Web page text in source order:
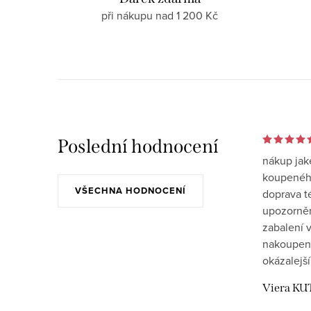
při nákupu nad 1 200 Kč
Poslední hodnocení
VŠECHNA HODNOCENÍ
nákup
doprava
zabalení
okázalejší
Viera